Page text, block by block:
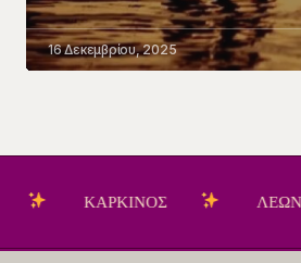
16 Δεκεμβρίου, 2025
ΚΑΡΚΙΝΟΣ ΛΕΩΝ